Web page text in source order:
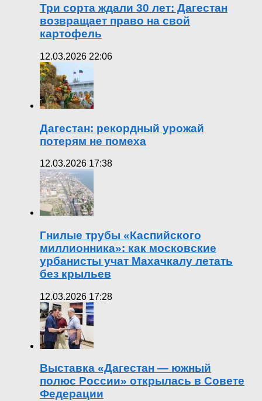
Три сорта ждали 30 лет: Дагестан
возвращает право на свой
картофель
12.03.2026 22:06
Дагестан: рекордный урожай
потерям не помеха
12.03.2026 17:38
Гнилые трубы «Каспийского
миллионника»: как московские
урбанисты учат Махачкалу летать
без крыльев
12.03.2026 17:28
Выставка «Дагестан — южный
полюс России» открылась в Совете
Федерации